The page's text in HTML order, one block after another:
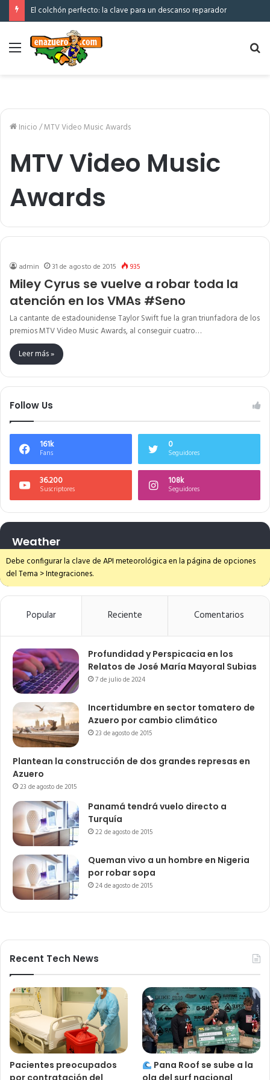
El colchón perfecto: la clave para un descanso reparador
Menú
Inicio/MTV Video Music Awards
MTV Video Music
Awards
admin 31 de agosto de 2015 935
Miley Cyrus se vuelve a robar toda la
atención en los VMAs #Seno
La cantante de estadounidense Taylor Swift fue la gran triunfadora de los
premios MTV Video Music Awards, al conseguir cuatro…
Leer más »
Follow Us
161k
Fans
0
Seguidores
36.200
Suscriptores
108k
Seguidores
Weather
Debe configurar la clave de API meteorológica en la página de opciones
del Tema > Integraciones.
Popular Reciente Comentarios
Profundidad y Perspicacia en los
Relatos de José María Mayoral Subias
7 de julio de 2024
Incertidumbre en sector tomatero de
Azuero por cambio climático
23 de agosto de 2015
Plantean la construcción de dos grandes represas en
Azuero
23 de agosto de 2015
Panamá tendrá vuelo directo a
Turquía
22 de agosto de 2015
Queman vivo a un hombre en Nigeria
por robar sopa
24 de agosto de 2015
Recent Tech News
Pacientes preocupados
Pana Roof se sube a la